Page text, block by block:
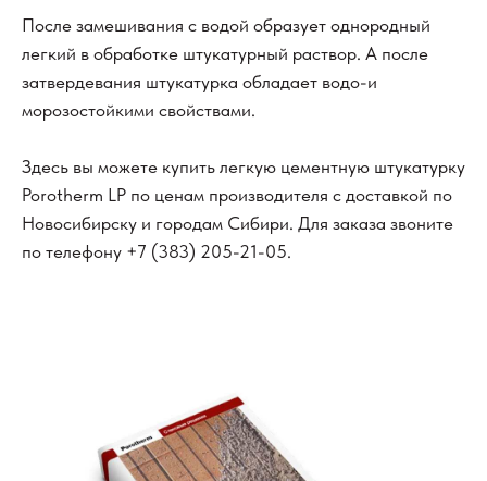
После замешивания с водой образует однородный
легкий в обработке штукатурный раствор. А после
затвердевания штукатурка обладает водо-и
морозостойкими свойствами.
Здесь вы можете купить легкую цементную штукатурку
Porotherm LP по ценам производителя с доставкой по
Новосибирску и городам Сибири. Для заказа звоните
по телефону +7 (383) 205-21-05.